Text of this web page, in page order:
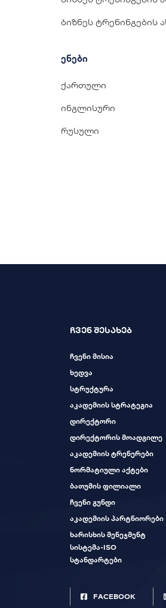
ბიზნეს ტრენინგების
ენები
ქართული
ინგლისური
რუსული
ჩვენ შესახებ
ჩვენი მისია
ხედვა
სტრუქტურა
აკადემიის სტრატეგია
დირექტორი
დირექტორის მოადგილე
აკადემიის ტრენერები
ნორმატიული აქტები
ბათუმის ფილიალი
ჩვენი გუნდი
აკადემიის პარტნიორები
ხარისხის მენეჯმენტ
სისტემა-ISO
სტანდარტები
FACEBOOK